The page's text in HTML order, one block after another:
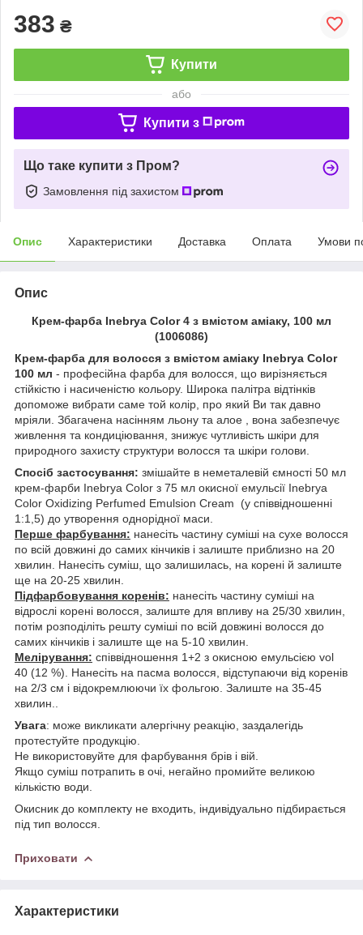
383 ₴
Купити
або
Купити з
Що таке купити з Пром?
Замовлення під захистом
Опис Характеристики Доставка Оплата Умови
Опис
Крем-фарба Inebrya Сolor 4 з вмiстом амiаку, 100 мл
(1006086)
Крем-фарба для волосся з вмістом аміаку Inebrya Color
100 мл - професійна фарба для волосся, що вирізняється
стійкістю і насиченістю кольору. Широка палітра відтінків
допоможе вибрати саме той колір, про який Ви так давно
мріяли. Збагачена насінням льону та алое , вона забезпечує
живлення та кондиціювання, знижує чутливість шкіри для
природного захисту структури волосся та шкіри голови.
Спосіб застосування: змішайте в неметалевій ємності 50 мл
крем-фарби Inebrya Color з 75 мл окисної емульсії Inebrya
Color Oxidizing Perfumed Emulsion Cream (у співвідношенні
1:1,5) до утворення однорідної маси.
Перше фарбування: нанесіть частину суміші на сухе волосся
по всій довжині до самих кінчиків і залиште приблизно на 20
хвилин. Нанесіть суміш, що залишилась, на корені й залиште
ще на 20-25 хвилин.
Підфарбовування коренів: нанесіть частину суміші на
відрослі корені волосся, залиште для впливу на 25/30 хвилин,
потім розподіліть решту суміші по всій довжині волосся до
самих кінчиків і залиште ще на 5-10 хвилин.
Мелірування: співвідношення 1+2 з окисною емульсією vol
40 (12 %). Нанесіть на пасма волосся, відступаючи від коренів
на 2/3 см і відокремлюючи їх фольгою. Залиште на 35-45
хвилин..
Увага: може викликати алергічну реакцію, заздалегідь
протестуйте продукцію.
Не використовуйте для фарбування брів і вій.
Якщо суміш потрапить в очі, негайно промийте великою
кількістю води.
Окисник до комплекту не входить, індивідуально підбирається
під тип волосся.
Приховати
Характеристики